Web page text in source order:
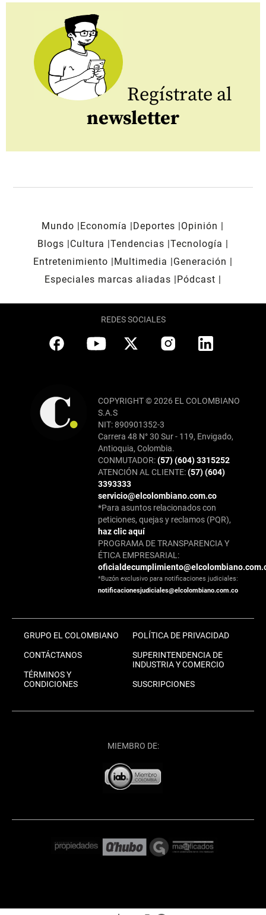
Regístrate al
newsletter
Mundo Economía Deportes
Opinión
Blogs
Cultura Tendencias Tecnología
Entretenimiento
Multimedia
Generación
Especiales marcas aliadas
Pódcast
REDES SOCIALES
COPYRIGHT © 2026 EL COLOMBIANO
S.A.S
NIT: 890901352-3
Carrera 48 N° 30 Sur - 119, Envigado,
Antioquia, Colombia.
CONMUTADOR:(57) (604) 3315252
ATENCIÓN AL CLIENTE:(57) (604)
3393333
servicio@elcolombiano.com.co
*Para asuntos relacionados con
peticiones, quejas y reclamos (PQR),
haz clic aquí
PROGRAMA DE TRANSPARENCIA Y
ÉTICA EMPRESARIAL:
*Buzón exclusivo para notificaciones judiciales:
notificacionesjudiciales@elcolombiano.com.co
GRUPO EL COLOMBIANO
CONTÁCTANOS
TÉRMINOS Y
CONDICIONES
POLÍTICA DE PRIVACIDAD
SUPERINTENDENCIA DE
INDUSTRIA Y COMERCIO
SUSCRIPCIONES
MIEMBRO DE: